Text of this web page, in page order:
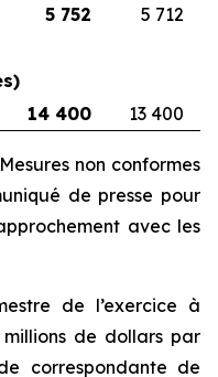
5 752 5 712
14 400 13 400
non conformes
de presse pour
avec les
de l’exercice à
de dollars par
correspondante de